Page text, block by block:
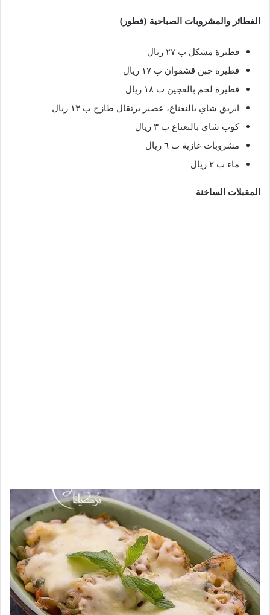
الفطائر والمشروبات الصباحية (فطور)
فطيرة مشكل ب ٢٧ ريال
فطيرة جبن قشقوان ب ١٧ ريال
فطيرة لحم بالعجين ب ١٨ ريال
ابريق شاي بالنعناع، عصير برتقال طازج ب ١٣ ريال
كوب شاي بالنعناع ب ٣ ريال
مشروبات غازية ب ٦ ريال
ماء ب ٢ ريال
المقبلات الساخنة